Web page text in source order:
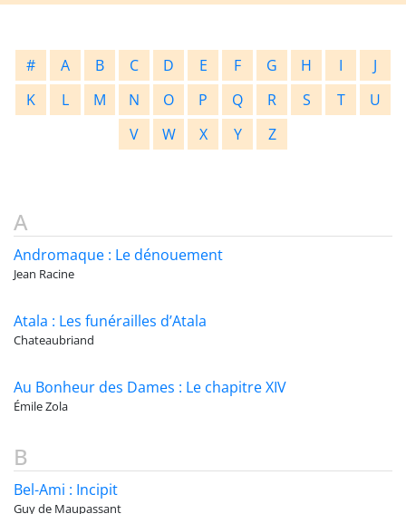
# A B C D E F G H I
J
K
L M N O P Q R S T
U
V
W X Y Z
A
Andromaque : Le dénouement
Jean Racine
Atala : Les funérailles d’Atala
Chateaubriand
Au Bonheur des Dames : Le chapitre XIV
Émile Zola
B
Bel-Ami : Incipit
Guy de Maupassant